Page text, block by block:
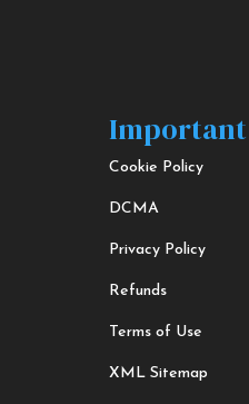
Important
Cookie Policy
DCMA
Privacy Policy
Refunds
Terms of Use
XML Sitemap